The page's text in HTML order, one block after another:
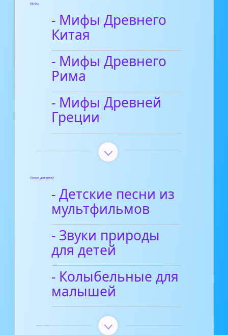
Мифы
- Мифы Древнего
Китая
- Мифы Древнего
Рима
- Мифы Древней
Греции
Песни для детей
- Детские песни из
мультфильмов
- Звуки природы
для детей
- Колыбельные для
малышей